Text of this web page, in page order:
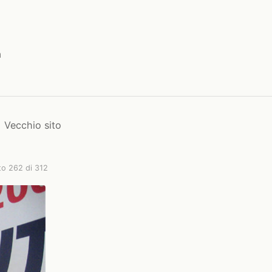
Vecchio sito
262 di 312